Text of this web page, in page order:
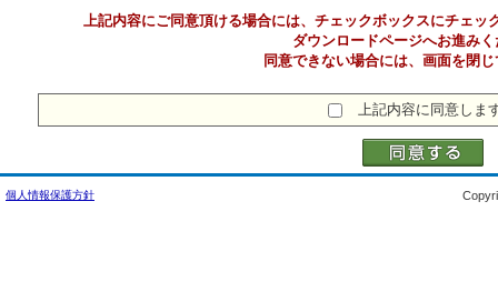
上記内容にご同意頂ける場合には、チェックボックスにチェッ
ダウンロードページへお進み
同意できない場合には、画面を閉
上記内容に同意しま
個人情報保護方針